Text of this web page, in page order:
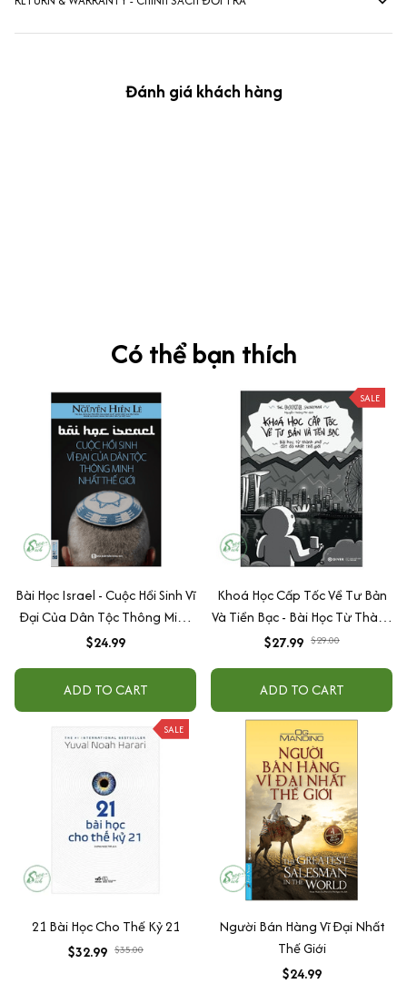
Đánh giá khách hàng
Có thể bạn thích
Bài Học Israel - Cuộc Hồi Sinh Vĩ
Đại Của Dân Tộc Thông Minh
Nhất Thế Giới
$24.99
ADD TO CART
SALE
Khoá Học Cấp Tốc Về Tư Bản
Và Tiền Bạc - Bài Học Từ Thành
Phố Đắt Đỏ Nhất Thế Giới
$27.99 $29.00
ADD TO CART
SALE
21 Bài Học Cho Thế Kỷ 21
$32.99 $35.00
Người Bán Hàng Vĩ Đại Nhất
Thế Giới
$24.99